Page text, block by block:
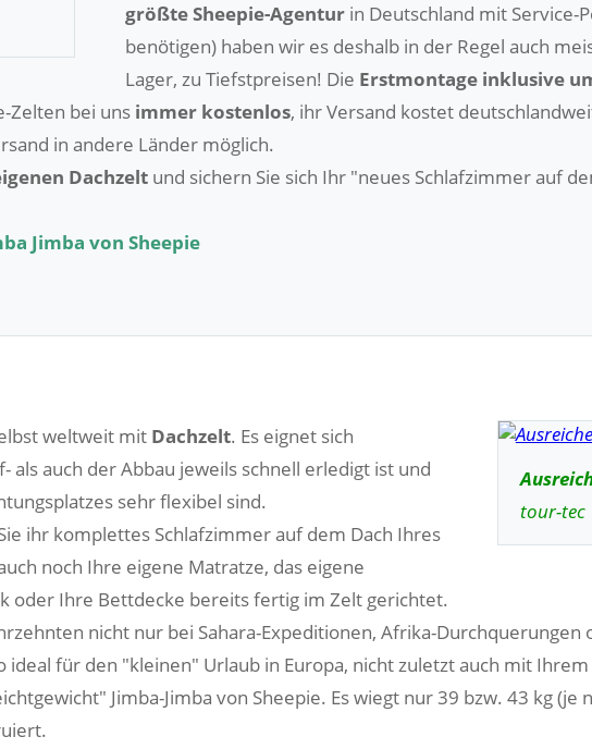
größte Sheepie-Agenturin Deutschland mit Service-
benötigen) haben wir es deshalb in der Regel auch
Lager, zu Tiefstpreisen! Die Erstmontage inklusive
Zelten bei uns immer kostenlos, ihr Versand kostet
in andere Länder möglich.
Dachzelt und sichern Sie sich Ihr "neues Schlafzimmer auf
Jimba von Sheepie
tour-tec
weltweit mit Dachzelt. Es eignet sich
auch der Abbau jeweils schnell erledigt ist und
sehr flexibel sind.
ihr komplettes Schlafzimmer auf dem Dach Ihres
noch Ihre eigene Matratze, das eigene
oder Ihre Bettdecke bereits fertig im Zelt gerichtet.
nicht nur bei Sahara-Expeditionen, Afrika-Durchquerungen
ideal für den "kleinen" Urlaub in Europa, nicht zuletzt auch mit
Jimba-Jimba von Sheepie. Es wiegt nur 39 bzw. 43 kg (je